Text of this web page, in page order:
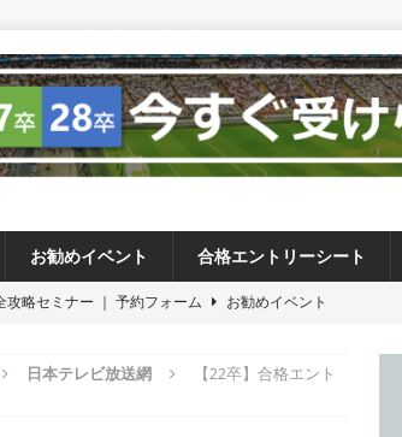
お勧めイベント 合格エントリーシート
攻略セミナー ｜ 予約フォーム
お勧めイベント
る優良企業一覧（26社）
体育会積極採用企業
日本テレビ放送網
【22卒】合格エント